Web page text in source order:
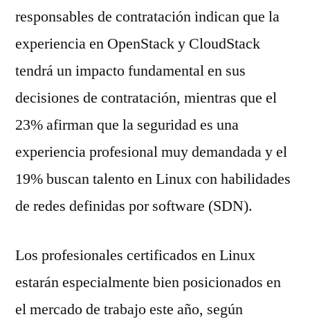
responsables de contratación indican que la
experiencia en OpenStack y CloudStack
tendrá un impacto fundamental en sus
decisiones de contratación, mientras que el
23% afirman que la seguridad es una
experiencia profesional muy demandada y el
19% buscan talento en Linux con habilidades
de redes definidas por software (SDN).
Los profesionales certificados en Linux
estarán especialmente bien posicionados en
el mercado de trabajo este año, según